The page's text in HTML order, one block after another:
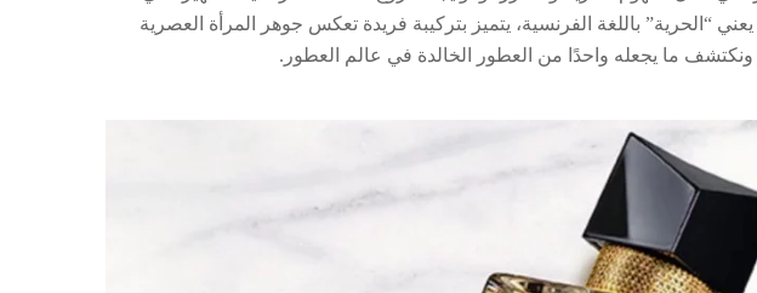
“الحرية” باللغة الفرنسية، يتميز بتركيبة فريدة تعكس جوهر المرأة العصرية
ونكتشف ما يجعله واحدًا من العطور الخالدة في عالم العطور.